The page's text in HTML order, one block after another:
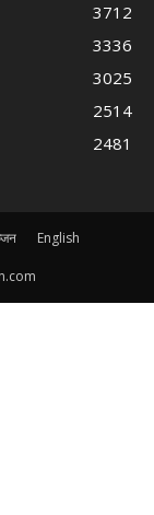
3712
3336
3025
2514
2481
English